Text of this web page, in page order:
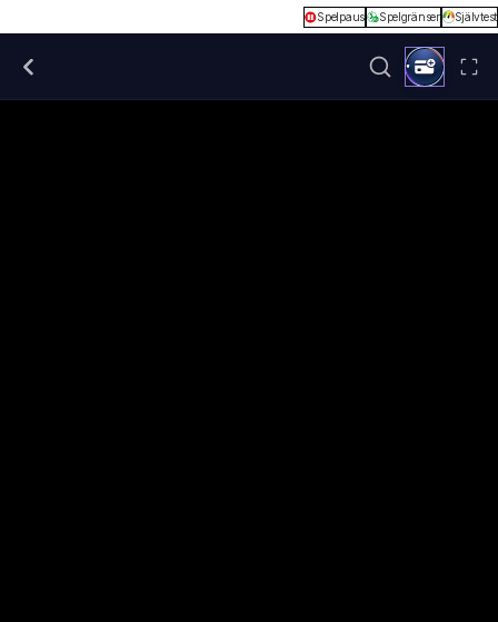
Spelpaus Spelgränser Självtest